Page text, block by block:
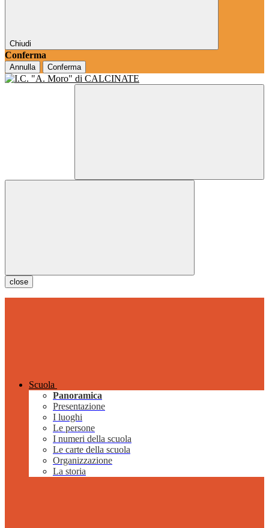
Chiudi
Conferma
Annulla Conferma
close
Scuola
Panoramica
Presentazione
I luoghi
Le persone
I numeri della scuola
Le carte della scuola
Organizzazione
La storia